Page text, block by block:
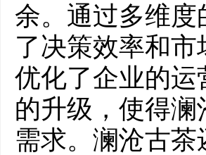
余。通过多维
了决策效率和
优化了企业的
的升级，使得
需求。澜沧古